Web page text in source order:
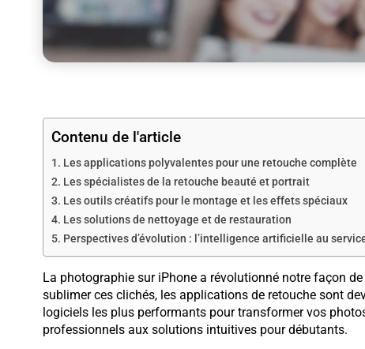
Contenu de l'article
Les applications polyvalentes pour une retouche complète
Les spécialistes de la retouche beauté et portrait
Les outils créatifs pour le montage et les effets spéciaux
Les solutions de nettoyage et de restauration
Perspectives d’évolution : l’intelligence artificielle au
La photographie sur iPhone a révolutionné notre façon
sublimer ces clichés, les applications de retouche sont
logiciels les plus performants pour transformer vos
professionnels aux solutions intuitives pour débutants.